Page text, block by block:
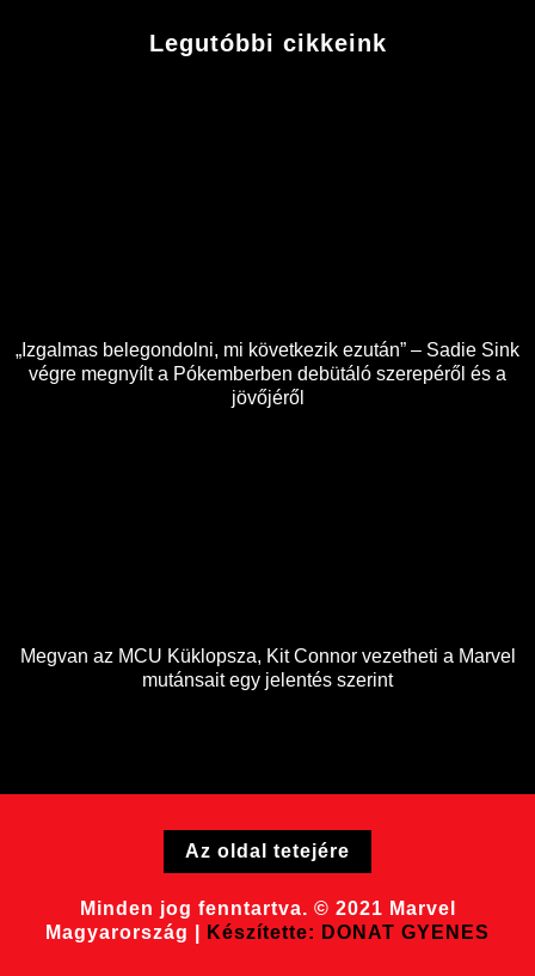
Legutóbbi cikkeink
„Izgalmas belegondolni, mi következik ezután” – Sadie Sink
végre megnyílt a Pókemberben debütáló szerepéről és a
jövőjéről
Megvan az MCU Küklopsza, Kit Connor vezetheti a Marvel
mutánsait egy jelentés szerint
Minden jog fenntartva. © 2021 Marvel
Magyarország |
Készítette: DONAT GYENES
Az oldal tetejére